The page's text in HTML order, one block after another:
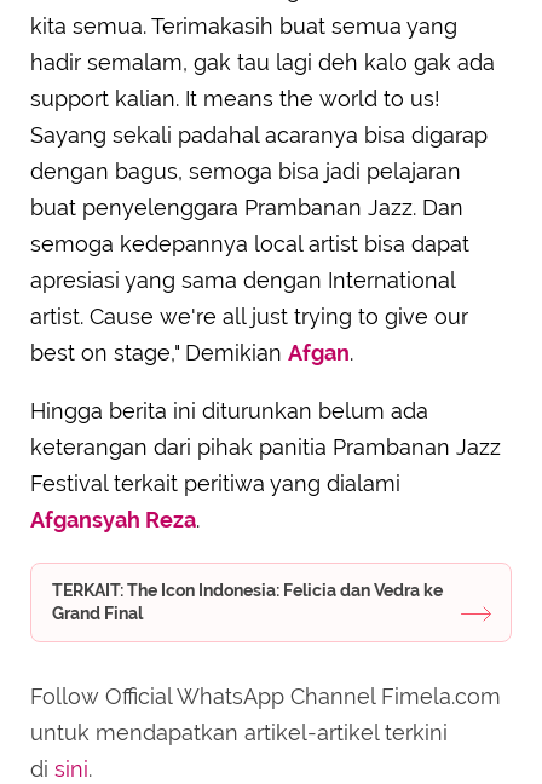
kita semua. Terimakasih buat semua yang
hadir semalam, gak tau lagi deh kalo gak ada
support kalian. It means the world to us!
Sayang sekali padahal acaranya bisa digarap
dengan bagus, semoga bisa jadi pelajaran
buat penyelenggara Prambanan Jazz. Dan
semoga kedepannya local artist bisa dapat
apresiasi yang sama dengan International
artist. Cause we're all just trying to give our
best on stage," Demikian Afgan.
Hingga berita ini diturunkan belum ada
keterangan dari pihak panitia Prambanan Jazz
Festival terkait peritiwa yang dialami
Afgansyah Reza.
TERKAIT: The Icon Indonesia: Felicia dan Vedra ke
Grand Final
Follow Official WhatsApp Channel Fimela.com
untuk mendapatkan artikel-artikel terkini
di sini.